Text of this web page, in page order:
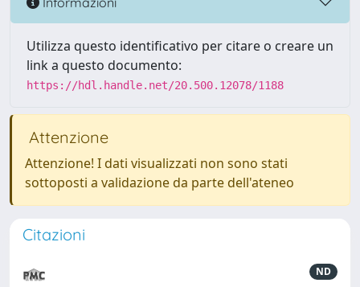
Utilizza questo identificativo per citare o creare un
link a questo documento:
https://hdl.handle.net/20.500.12078/1188
Attenzione
Attenzione! I dati visualizzati non sono stati
sottoposti a validazione da parte dell'ateneo
Citazioni
ND